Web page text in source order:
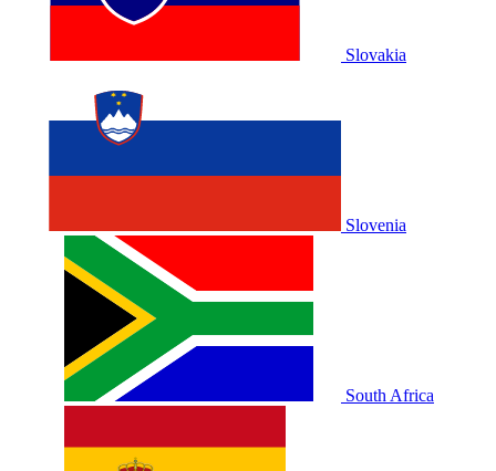
Slovakia
Slovenia
South Africa